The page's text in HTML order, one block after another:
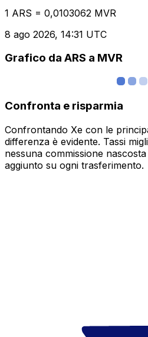
1 ARS = 0,0103062 MVR
8 ago 2026, 14:31 UTC
Grafico da ARS a MVR
Confronta e risparmia
Confrontando Xe con le
differenza è evidente. Tassi
nessuna commissione
aggiunto su ogni trasferimento.